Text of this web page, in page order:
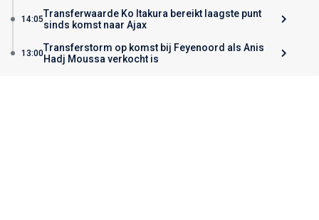
14:05Transferwaarde Ko Itakura bereikt laagste punt
sinds komst naar Ajax
13:00Transferstorm op komst bij Feyenoord als Anis
Hadj Moussa verkocht is